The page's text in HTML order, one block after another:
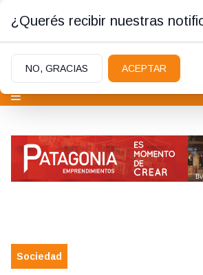
Sociedad
¿Querés recibir nuestras
NO, GRACIAS ACEPTAR